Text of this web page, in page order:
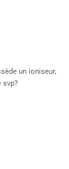
un ioniseur,
svp?